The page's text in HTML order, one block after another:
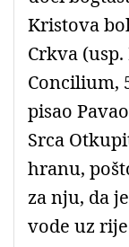
Kristova
Crkva
Concilium,
pisao
Srca
hranu,
za nju, da
vode uz